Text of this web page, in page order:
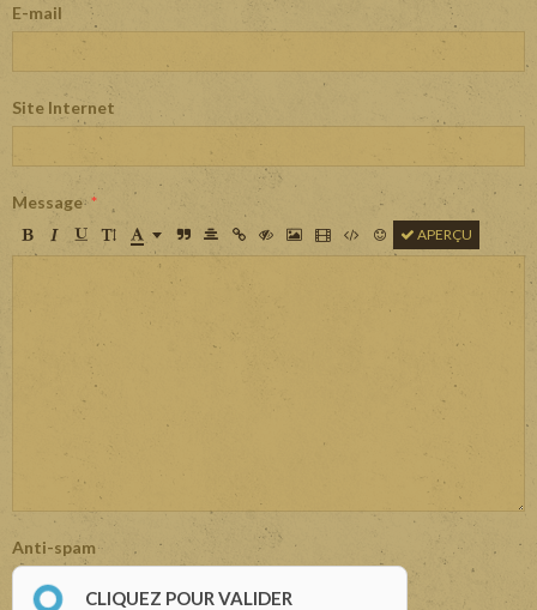
E-mail
Site Internet
Message
APERÇU
Anti-spam
CLIQUEZ POUR VALIDER